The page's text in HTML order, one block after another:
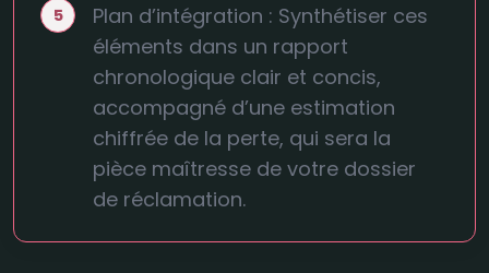
Plan d’intégration : Synthétiser ces
éléments dans un rapport
chronologique clair et concis,
accompagné d’une estimation
chiffrée de la perte, qui sera la
pièce maîtresse de votre dossier
de réclamation.